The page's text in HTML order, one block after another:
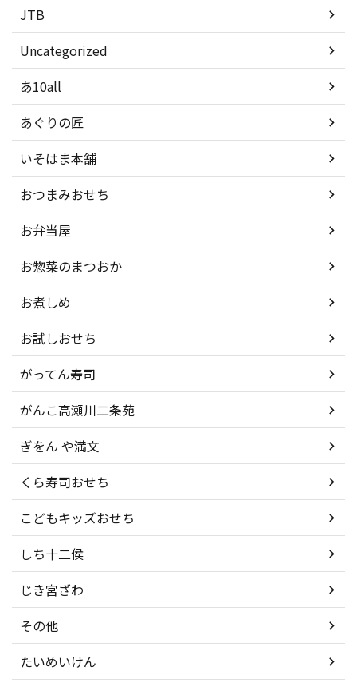
JTB
Uncategorized
あ10all
あぐりの匠
いそはま本舗
おつまみおせち
お弁当屋
お惣菜のまつおか
お煮しめ
お試しおせち
がってん寿司
がんこ高瀬川二条苑
ぎをん や満文
くら寿司おせち
こどもキッズおせち
しち十二侯
じき宮ざわ
その他
たいめいけん